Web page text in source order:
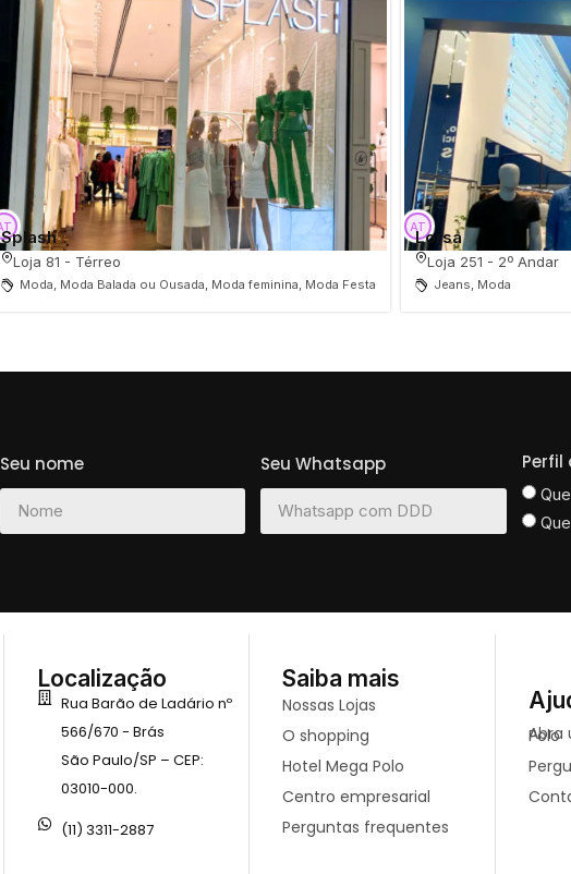
Splash
Loja 81 - Térreo
Moda, Moda Balada ou Ousada, Moda feminina, Moda Festa
Lorsa
Loja 251 - 2º Andar
Jeans, Moda
Seu nome Seu Whatsapp Perfil
Localização
Rua Barão de Ladário nº
566/670 - Brás
São Paulo/SP – CEP:
03010-000.
(11) 3311-2887
Saiba mais
Nossas Lojas
O shopping
Hotel Mega Polo
Centro empresarial
Perguntas frequentes
Abra uma loja no mega Polo